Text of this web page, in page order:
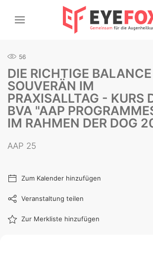
56
DIE RICHTIGE
SOUVERÄN IM
PRAXISALLTAG - KURS
BVA "AAP
IM RAHMEN DER DOG
AAP 25
Zum Kalender hinzufügen
Veranstaltung teilen
Zur Merkliste hinzufügen